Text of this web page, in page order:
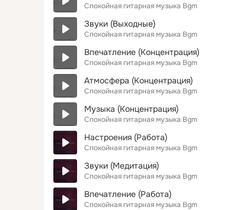
Спокойная гитарная музыка Bgm
Звуки (Выходные)
Спокойная гитарная музыка Bgm
Впечатление (Концентрация)
Спокойная гитарная музыка Bgm
Атмосфера (Концентрация)
Спокойная гитарная музыка Bgm
Музыка (Концентрация)
Спокойная гитарная музыка Bgm
Настроения (Работа)
Спокойная гитарная музыка Bgm
Звуки (Медитация)
Спокойная гитарная музыка Bgm
Впечатление (Работа)
Спокойная гитарная музыка Bgm